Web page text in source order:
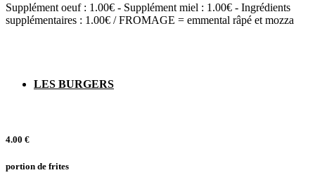
Supplément oeuf : 1.00€ - Supplément miel : 1.00€ - Ingrédients
supplémentaires : 1.00€ / FROMAGE = emmental râpé et mozza
LES BURGERS
4.00 €
portion de frites